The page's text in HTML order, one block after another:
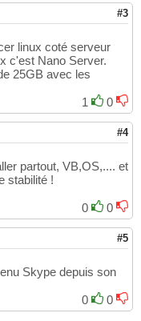
#3
linux coté serveur
c'est Nano Server.
25GB avec les
1
0
#4
partout, VB,OS,.... et
stabilité !
0
0
#5
Skype depuis son
0
0